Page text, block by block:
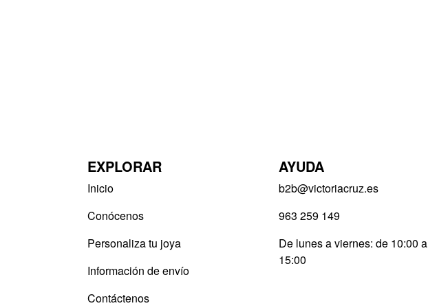
AYUDA
b2b@victoriacruz.es
963 259 149
De lunes a viernes: de 10:00 a
15:00
EXPLORAR
Inicio
Conócenos
Personaliza tu joya
Información de envío
Contáctenos